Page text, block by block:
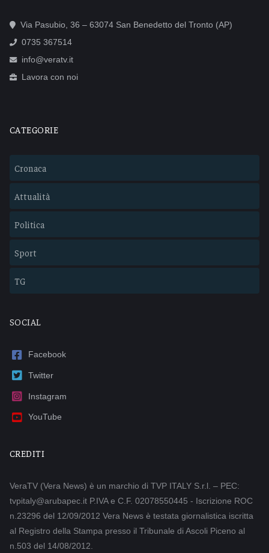
Via Pasubio, 36 – 63074 San Benedetto del Tronto (AP)
0735 367514
info@veratv.it
Lavora con noi
CATEGORIE
Cronaca
Attualità
Politica
Sport
TG
SOCIAL
Facebook
Twitter
Instagram
YouTube
CREDITI
VeraTV (Vera News) è un marchio di TVP ITALY S.r.l. – PEC:
tvpitaly@arubapec.it P.IVA e C.F. 02078550445 - Iscrizione ROC
n.23296 del 12/09/2012 Vera News è testata giornalistica iscritta
al Registro della Stampa presso il Tribunale di Ascoli Piceno al
n.503 del 14/08/2012.